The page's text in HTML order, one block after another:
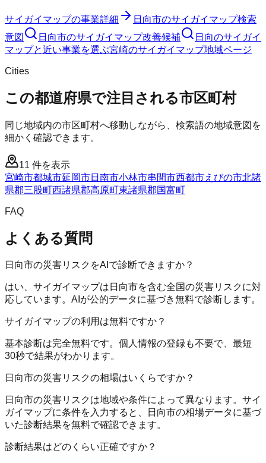
サイガイマップの事業詳細 日向市のサイガイマップ検索
意図
日向市のサイガイマップ改善候補
日向のサイガイ
マップと近い事業を選ぶ宮崎のサイガイマップ地域ページ
Cities
この都道府県で注目される市区町村
同じ地域内の市区町村へ移動しながら、検索語の地域意図を
細かく確認できます。
11 件を表示
宮崎市都城市延岡市日南市小林市串間市西都市えびの市北諸
県郡三股町西諸県郡高原町東諸県郡国富町
FAQ
よくある質問
日向市の災害リスクをAIで診断できますか？
はい、サイガイマップは日向市を含む全国の災害リスクに対
応しています。AIが公的データに基づき無料で診断します。
サイガイマップの利用は無料ですか？
基本診断は完全無料です。個人情報の登録も不要で、最短
30秒で結果がわかります。
日向市の災害リスクの相場はいくらですか？
日向市の災害リスクは地域や条件によって異なります。サイ
ガイマップに条件を入力すると、日向市の相場データに基づ
いた診断結果を無料で確認できます。
診断結果はどのくらい正確ですか？